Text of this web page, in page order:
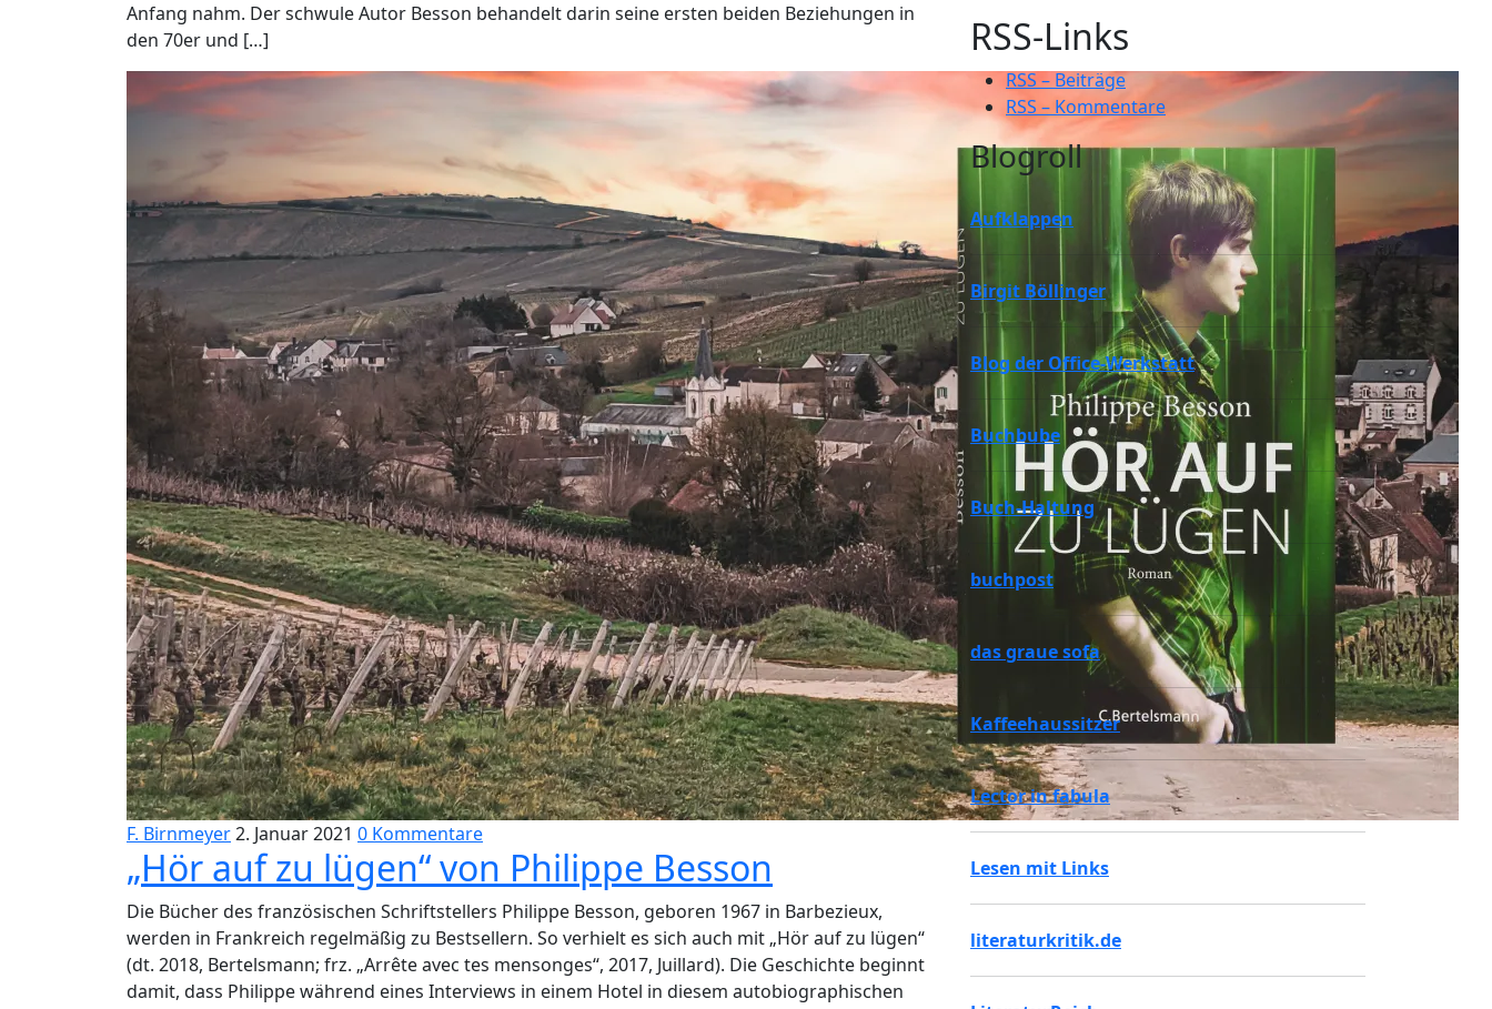
Anfang nahm. Der schwule Autor Besson behandelt darin seine ersten beiden Beziehungen in
den 70er und […]
F. Birnmeyer2. Januar 2021 0 Kommentare
„Hör auf zu lügen“ von Philippe Besson
Die Bücher des französischen Schriftstellers Philippe Besson, geboren 1967 in Barbezieux,
werden in Frankreich regelmäßig zu Bestsellern. So verhielt es sich auch mit „Hör auf zu lügen“
(dt. 2018, Bertelsmann; frz. „Arrête avec tes mensonges“, 2017, Juillard). Die Geschichte beginnt
damit, dass Philippe während eines Interviews in einem Hotel in diesem autobiographischen
RSS-Links
RSS – Beiträge
RSS – Kommentare
Blogroll
Aufklappen
Birgit Böllinger
Blog der Office-Werkstatt
Buchbube
Buch-Haltung
buchpost
das graue sofa
Kaffeehaussitzer
Lector in fabula
Lesen mit Links
literaturkritik.de